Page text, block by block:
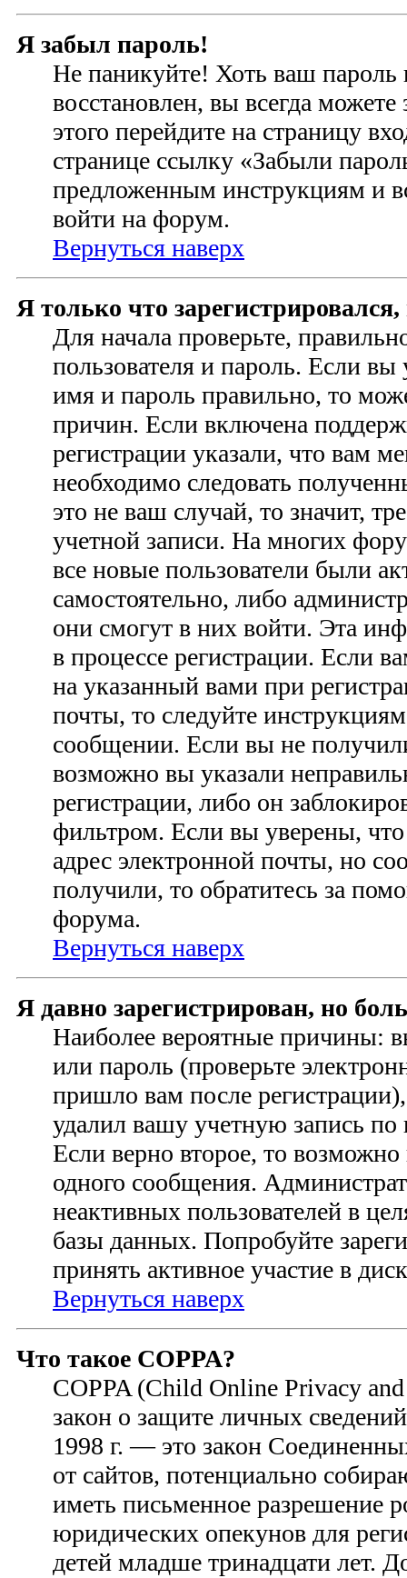
Я забыл пароль!
Не паникуйте! Хоть ваш
восстановлен, вы всегда
этого перейдите на страницу
странице ссылку «Забыли
предложенным инструкциям и
войти на форум.
Вернуться наверх
Я только что
Для начала проверьте,
пользователя и пароль. Если вы
имя и пароль правильно, то
причин. Если включена
регистрации указали, что вам
необходимо следовать
это не ваш случай, то значит,
учетной записи. На многих
все новые пользователи были
самостоятельно, либо
они смогут в них войти. Эта
в процессе регистрации. Если
на указанный вами при
почты, то следуйте
сообщении. Если вы не
возможно вы указали
регистрации, либо он
фильтром. Если вы уверены,
адрес электронной почты, но
получили, то обратитесь за
форума.
Вернуться наверх
Я давно зарегистрирован, но
Наиболее вероятные причины:
или пароль (проверьте
пришло вам после
удалил вашу учетную запись
Если верно второе, то
одного сообщения.
неактивных пользователей в
базы данных. Попробуйте
принять активное участие в
Вернуться наверх
Что такое COPPA?
COPPA (Child Online Privacy
закон о защите личных
1998 г. — это закон
от сайтов, потенциально
иметь письменное разрешение
юридических опекунов для
детей младше тринадцати лет.